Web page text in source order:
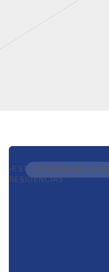
ÉXITO SUMAMOS
«ESTA FORMACIÓN ME
RESIDENCIAS”